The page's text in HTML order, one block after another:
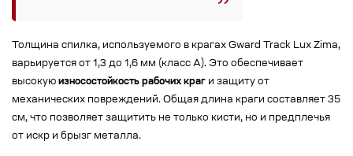
Толщина спилка, используемого в крагах Gward Track Lux Zima,
варьируется от 1,3 до 1,6 мм (класс А). Это обеспечивает
высокую износостойкость рабочих краг и защиту от
механических повреждений. Общая длина краги составляет 35
см, что позволяет защитить не только кисти, но и предплечья
от искр и брызг металла.